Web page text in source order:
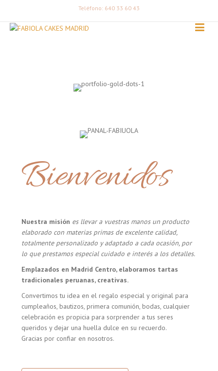
Teléfono: 640 33 60 43
Bienvenidos
Nuestra misión es llevar a vuestras manos un producto
elaborado con materias primas de excelente calidad,
totalmente personalizado y adaptado a cada ocasión, por
lo que prestamos especial cuidado e interés a los detalles.
Emplazados en Madrid Centro, elaboramos tartas
tradicionales peruanas, creativas.
Convertimos tu idea en el regalo especial y original para
cumpleaños, bautizos, primera comunión, bodas, cualquier
celebración es propicia para sorprender a tus seres
queridos y dejar una huella dulce en su recuerdo.
Gracias por confiar en nosotros.